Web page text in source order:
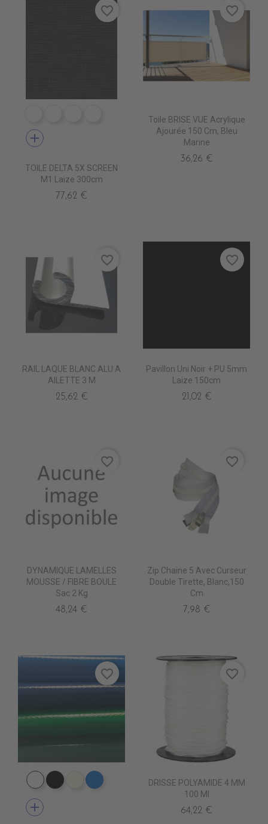
PS9608 ANTHRACITE
add
TOILE DELTA 5X SCREEN
M1 Laize 300cm
77,62 €
favorite_border
Toile BRISE VUE Acrylique
Ajourée 150 Cm, Bleu
Marine
36,26 €
favorite_border
RAIL LAQUE BLANC ALU A
AILETTE 3 M
25,62 €
favorite_border
Pavillon Uni Noir + PU 5mm
Laize 150cm
21,02 €
favorite_border
DYNAMIQUE LAMELLES
MOUSSE / FIBRE BOULE
Sac 2 Kg
48,24 €
favorite_border
Zip Chaine 5 Avec Curseur
Double Tirette, Blanc,150
Cm
7,98 €
favorite_border
PE0400 BLANC
PE0440 NOIR
PE0490 IVOIRE
PE0410 BLEU ROYAL
add
favorite_border
DRISSE POLYAMIDE 4 MM
100 Ml
64,22 €
favorite_border